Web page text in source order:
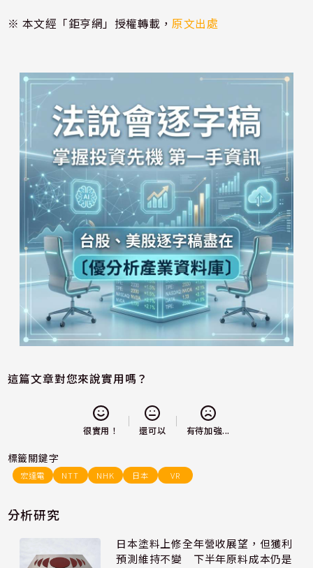
※ 本文經「鉅亨網」授權轉載，原文出處
這篇文章對您來說實用嗎？
很實用！ 還可以 有待加強...
標籤關鍵字
宏達電 NTT NHK 日本 VR
分析研究
日本塗料上修全年營收展望，但獲利
預測維持不變 下半年原料成本仍是